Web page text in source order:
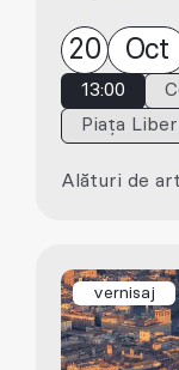
20 Oct
13:00
Piața
Alături de
vernisaj